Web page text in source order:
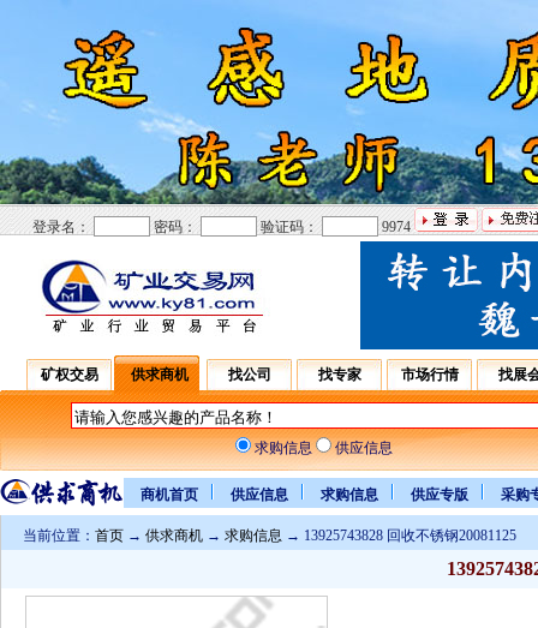
登录名： 密码： 验证码： 9974
矿权交易 供求商机 找公司 找专家 市场行情 找展
求购信息 供应信息
商机首页 供应信息 求购信息 供应专版 采购
当前位置： 首页 → 供求商机 → 求购信息 → 13925743828 回收不锈钢20081125